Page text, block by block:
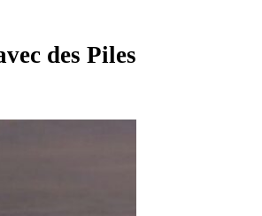
des Piles